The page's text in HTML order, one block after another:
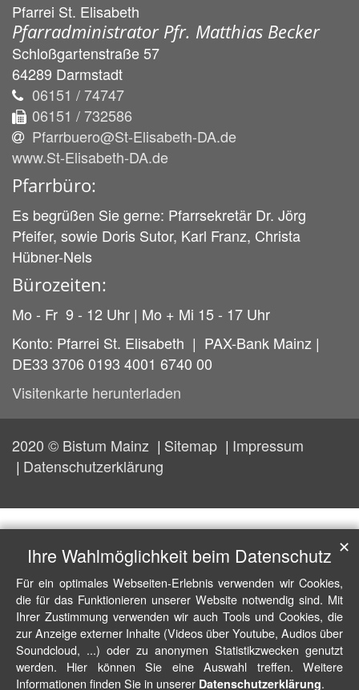
Pfarrei St. Elisabeth
Pfarradministrator Pfr. Matthias Becker
Schloßgartenstraße 57
64289 Darmstadt
06151 / 74747
06151 / 732586
Pfarrbuero@St-Elisabeth-DA.de
www.St-Elisabeth-DA.de
Pfarrbüro:
Es begrüßen Sie gerne: Pfarrsekretär Dr. Jörg
Pfeifer, sowie Doris Sutor, Karl Franz, Christa
Hübner-Nels
Bürozeiten:
Mo - Fr 9 - 12 Uhr | Mo + Mi 15 - 17 Uhr
Konto: Pfarrei St. Elisabeth | PAX-Bank Mainz |
DE33 3706 0193 4001 6740 00
Visitenkarte herunterladen
2020 © Bistum Mainz Sitemap
Impressum
Datenschutzerklärung
Ihre Wahlmöglichkeit beim Datenschutz
Für ein optimales Webseiten-Erlebnis verwenden wir Cookies,
die für das Funktionieren unserer Website notwendig sind. Mit
Ihrer Zustimmung verwenden wir auch Tools und Cookies, die
zur Anzeige externer Inhalte (Videos über Youtube, Audios über
Soundcloud, ...) oder zu anonymen Statistikzwecken genutzt
werden. Hier können Sie eine Auswahl treffen. Weitere
Informationen finden Sie in unserer Datenschutzerklärung.
✕